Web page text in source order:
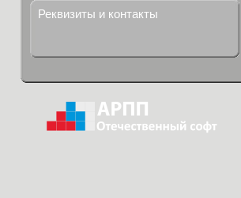
Реквизиты и контакты